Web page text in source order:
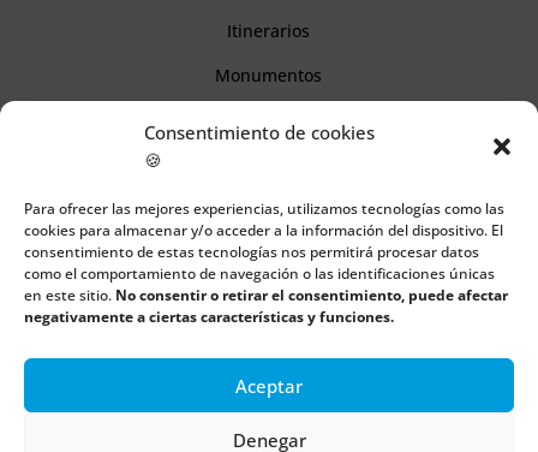
Consentimiento de cookies
🍪
Para ofrecer las mejores experiencias, utilizamos tecnologías como las
cookies para almacenar y/o acceder a la información del dispositivo. El
consentimiento de estas tecnologías nos permitirá procesar datos
como el comportamiento de navegación o las identificaciones únicas
en este sitio. No consentir o retirar el consentimiento, puede afectar
negativamente a ciertas características y funciones.
Aceptar
Denegar
Itinerarios
Monumentos
Información
Aviso legal
Política de cookies
Política de privacidad